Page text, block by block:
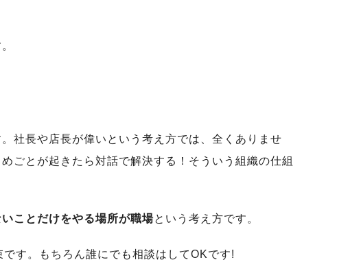
社長や店長が偉いという考え方では、全くありませ
ごとが起きたら対話で解決する！そういう組織の仕組
ことだけをやる場所が職場という考え方です。
す。もちろん誰にでも相談はしてOKです!